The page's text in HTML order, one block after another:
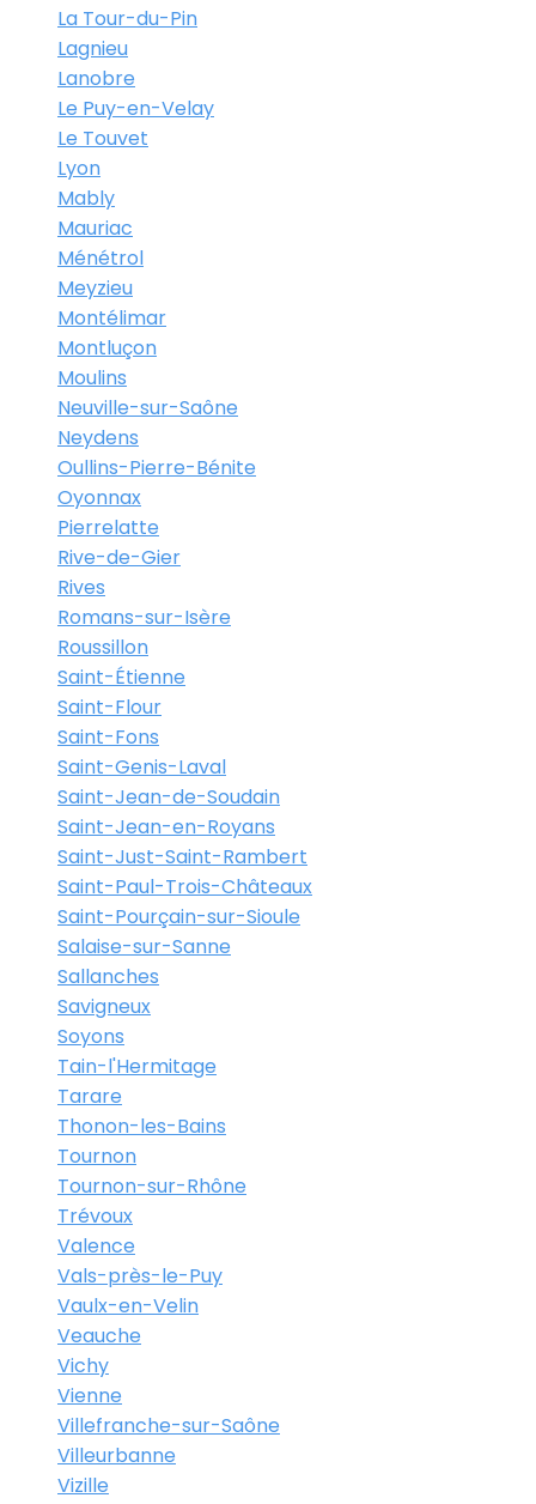
La Tour-du-Pin
Lagnieu
Lanobre
Le Puy-en-Velay
Le Touvet
Lyon
Mably
Mauriac
Ménétrol
Meyzieu
Montélimar
Montluçon
Moulins
Neuville-sur-Saône
Neydens
Oullins-Pierre-Bénite
Oyonnax
Pierrelatte
Rive-de-Gier
Rives
Romans-sur-Isère
Roussillon
Saint-Étienne
Saint-Flour
Saint-Fons
Saint-Genis-Laval
Saint-Jean-de-Soudain
Saint-Jean-en-Royans
Saint-Just-Saint-Rambert
Saint-Paul-Trois-Châteaux
Saint-Pourçain-sur-Sioule
Salaise-sur-Sanne
Sallanches
Savigneux
Soyons
Tain-l'Hermitage
Tarare
Thonon-les-Bains
Tournon
Tournon-sur-Rhône
Trévoux
Valence
Vals-près-le-Puy
Vaulx-en-Velin
Veauche
Vichy
Vienne
Villefranche-sur-Saône
Villeurbanne
Vizille